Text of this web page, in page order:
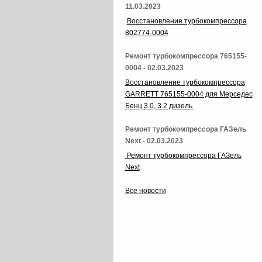
11.03.2023
Восстановление турбокомпрессора
802774-0004
Ремонт турбокомпрессора 765155-
0004 - 02.03.2023
Восстановление турбокомпрессора
GARRETT 765155-0004 для Мерседес
Бенц 3.0, 3.2 дизель
Ремонт турбокомпрессора ГАЗель
Next - 02.03.2023
Ремонт турбокомпрессора ГАЗель
Next
Все новости